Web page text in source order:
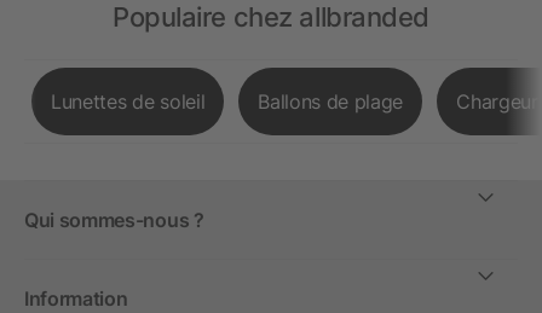
Populaire chez allbranded
Lunettes de soleil Ballons de plage
Qui sommes-nous ?
Information